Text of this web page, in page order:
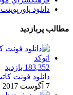
دانلود
مطالب پربازدید
183,352 بازدید
دانلود فونت
7 آگوست 2017